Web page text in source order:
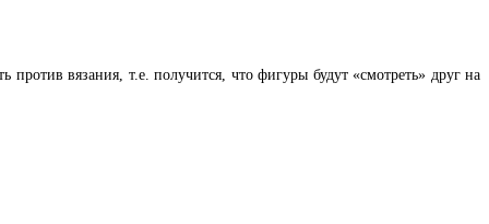
вязания, т.е. получится, что фигуры будут «смотреть» друг на